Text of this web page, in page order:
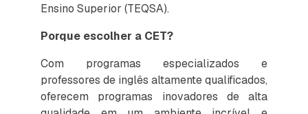
Ensino Superior (TEQSA).
Porque escolher a CET?
Com programas especializados e
professores de inglês altamente qualificados,
oferecem programas inovadores de alta